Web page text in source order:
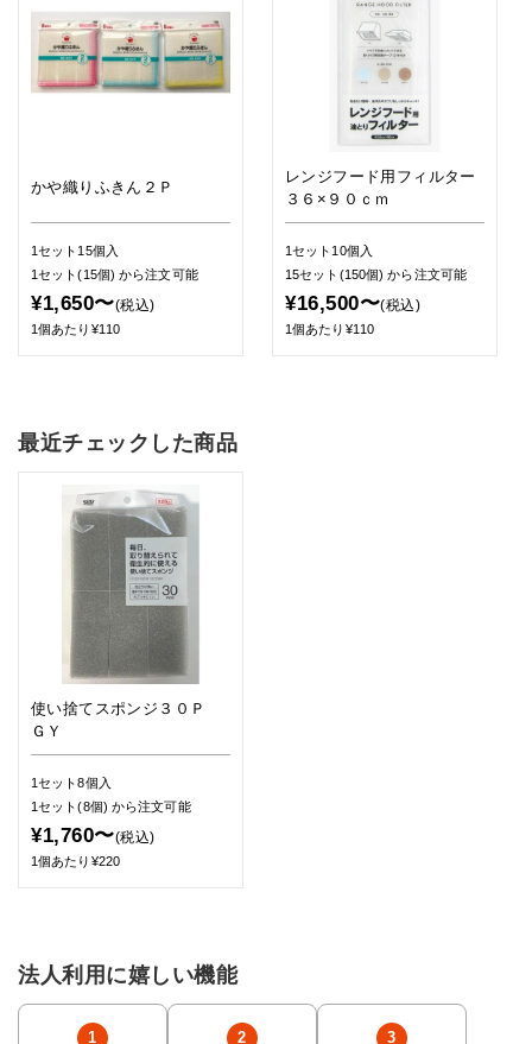
かや織りふきん２Ｐ
1セット15個入
1セット(15個)から注文可能
¥1,650〜(税込)
1個あたり¥110
レンジフード用フィルター
３６×９０ｃｍ
1セット10個入
15セット(150個)から注文可能
¥16,500〜(税込)
1個あたり¥110
最近チェックした商品
使い捨てスポンジ３０Ｐ
ＧＹ
1セット8個入
1セット(8個) から注文可能
¥1,760〜(税込)
1個あたり¥220
法人利用に嬉しい機能